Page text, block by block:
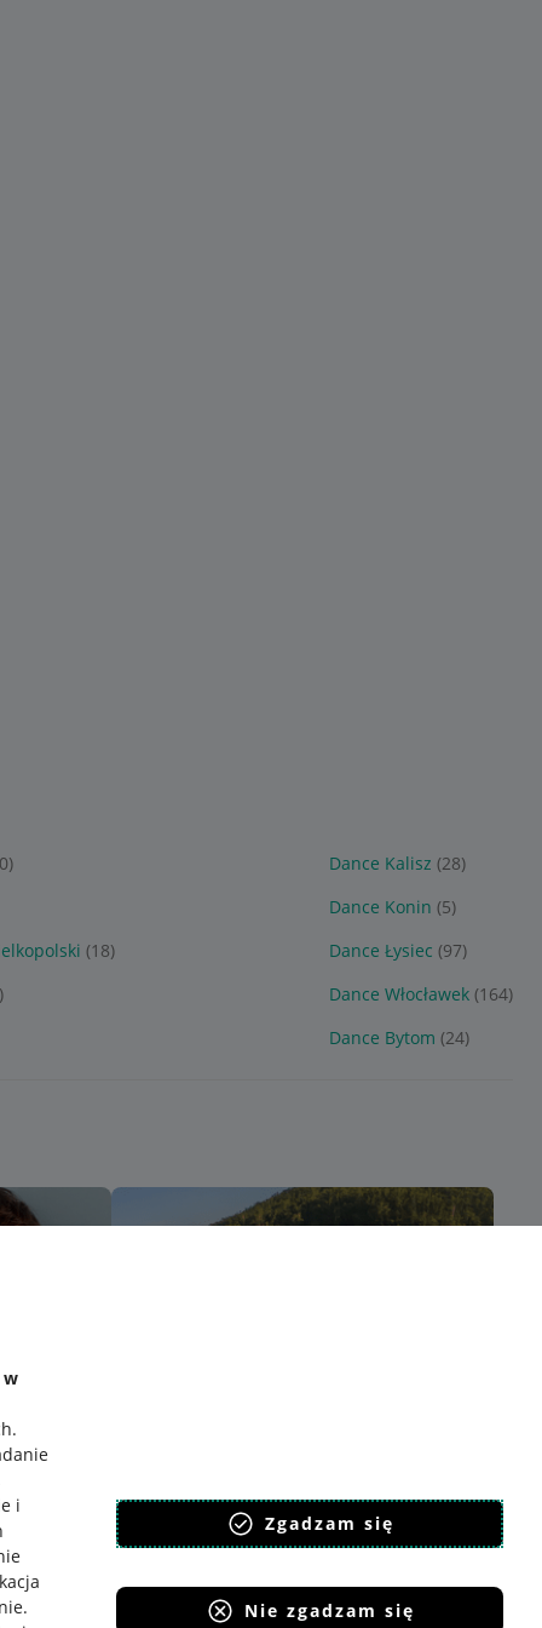
w
.
i
.
Zgadzam się
Nie zgadzam się
Dance Kalisz (28)
Dance Konin (5)
(18) Dance Łysiec (97)
Dance Włocławek (164)
Dance Bytom (24)